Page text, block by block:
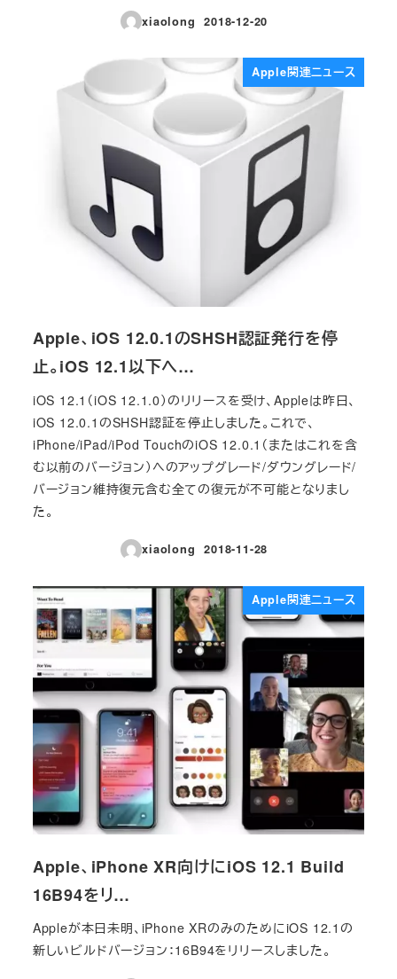
xiaolong
投稿日
2018-12-20
Apple関連ニュース
Apple、iOS 12.0.1のSHSH認証発行を停
止。iOS 12.1以下へ…
iOS 12.1（iOS 12.1.0）のリリースを受け、Appleは昨日、
iOS 12.0.1のSHSH認証を停止しました。これで、
iPhone/iPad/iPod TouchのiOS 12.0.1（またはこれを含
む以前のバージョン）へのアップグレード/ダウングレード/
バージョン維持復元含む全ての復元が不可能となりまし
た。
xiaolong
投稿日
2018-11-28
Apple関連ニュース
Apple、iPhone XR向けにiOS 12.1 Build
16B94をリ…
Appleが本日未明、iPhone XRのみのためにiOS 12.1の
新しいビルドバージョン：16B94をリリースしました。